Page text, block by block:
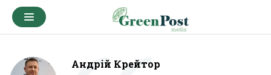
Андрій Крейтор